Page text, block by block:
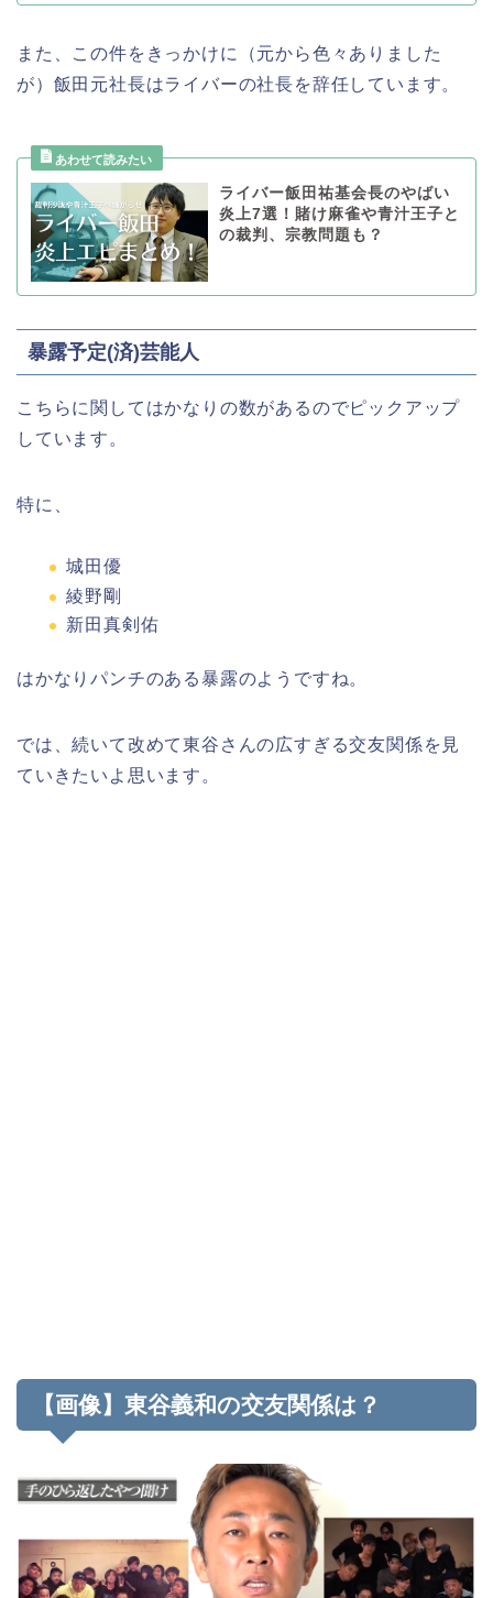
また、この件をきっかけに（元から色々ありました
が）飯田元社長はライバーの社長を辞任しています。
ライバー飯田祐基会長のやばい
炎上7選！賭け麻雀や青汁王子と
の裁判、宗教問題も？
暴露予定(済)芸能人
こちらに関してはかなりの数があるのでピックアップ
しています。
特に、
城田優
綾野剛
新田真剣佑
はかなりパンチのある暴露のようですね。
では、続いて改めて東谷さんの広すぎる交友関係を見
ていきたいよ思います。
【画像】東谷義和の交友関係は？